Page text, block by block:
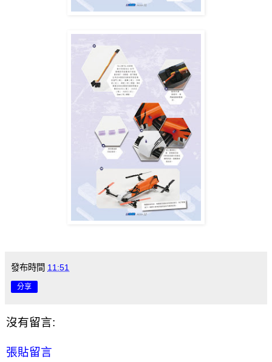
發布時間 11:51
分享
沒有留言:
張貼留言